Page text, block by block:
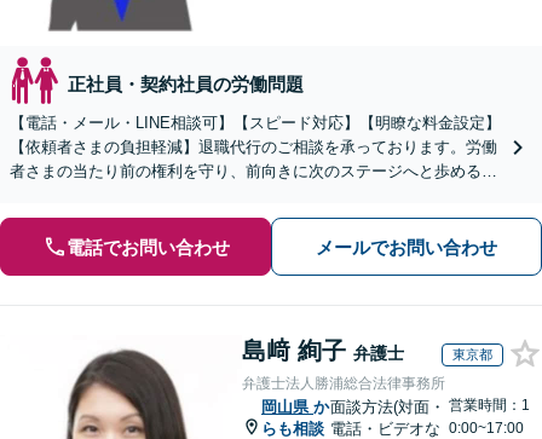
正社員・契約社員の労働問題
【電話・メール・LINE相談可】【スピード対応】【明瞭な料金設定】
【依頼者さまの負担軽減】退職代行のご相談を承っております。労働
者さまの当たり前の権利を守り、前向きに次のステージへと歩めるよ
電話でお問い合わせ メールでお問い合わせ
島﨑 絢子 弁護士 東京都
弁護士法人勝浦総合法律事務所
岡山県 か
らも相談
面談方法(対面・
電話・ビデオな
営業時間：1
0:00~17:00